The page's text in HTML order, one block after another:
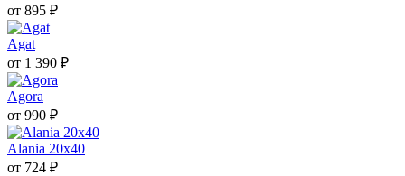
от 895 ₽
Agat
от 1 390 ₽
Agora
от 990 ₽
Alania 20х40
от 724 ₽